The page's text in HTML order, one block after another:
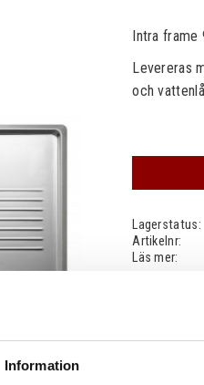
Information
Intra
Levereras
och
Lagerstatus
Artikelnr
Läs mer